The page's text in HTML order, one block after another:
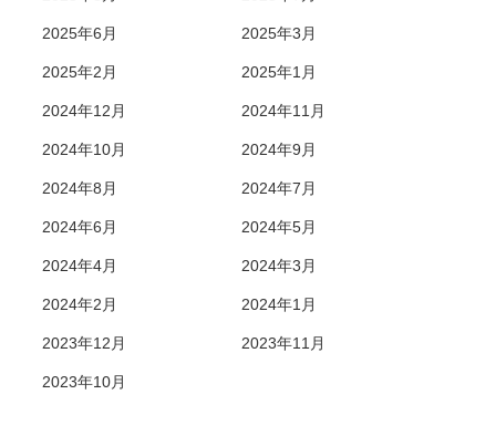
2025年6月 2025年3月
2025年2月 2025年1月
2024年12月 2024年11月
2024年10月 2024年9月
2024年8月 2024年7月
2024年6月 2024年5月
2024年4月 2024年3月
2024年2月 2024年1月
2023年12月 2023年11月
2023年10月